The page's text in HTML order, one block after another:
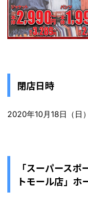
閉店日時
2020年10月18日（日）
「スーパース
トモール店」ホ